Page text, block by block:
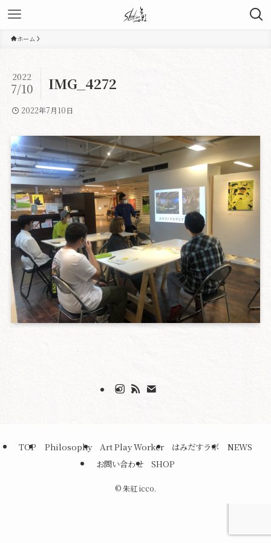
ホーム
IMG_4272
2022
7/10
2022年7月10日
TOP Philosophy Art Play Worker はみだすラボ
NEWS
お問い合わせ
SHOP
©朱紅 icco.